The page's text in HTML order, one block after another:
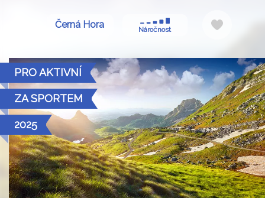
Černá Hora Náročnost
Do
PRO AKTIVNÍ
ZA SPORTEM
2025